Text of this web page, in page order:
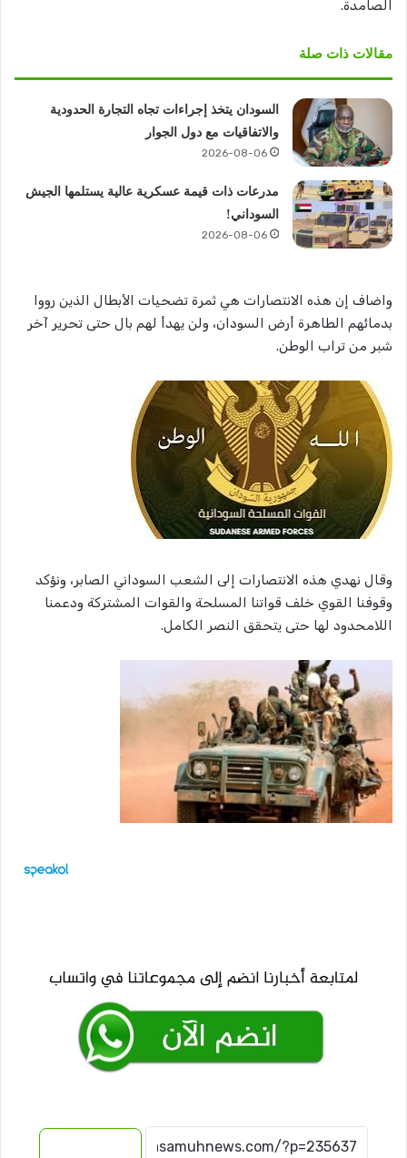
الصامدة.
مقالات ذات صلة
السودان يتخذ إجراءات تجاه التجارة الحدودية
والاتفاقيات مع دول الجوار
2026-08-06
مدرعات ذات قيمة عسكرية عالية يستلمها الجيش
السوداني!
2026-08-06
واضاف إن هذه الانتصارات هي ثمرة تضحيات الأبطال الذين رووا
بدمائهم الطاهرة أرض السودان، ولن يهدأ لهم بال حتى تحرير آخر
شبر من تراب الوطن.
وقال نهدي هذه الانتصارات إلى الشعب السوداني الصابر، ونؤكد
وقوفنا القوي خلف قواتنا المسلحة والقوات المشتركة ودعمنا
اللامحدود لها حتى يتحقق النصر الكامل.